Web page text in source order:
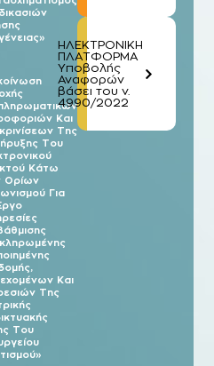
Και
Της
Του
Κάτω
Ορίων
Για
Και
Της
Του
ΗΛΕΚΤΡΟΝΙΚΗ
ΠΛΑΤΦΟΡΜΑ
Υποβολής
Αναφορών
βάσει του ν.
4990/2022